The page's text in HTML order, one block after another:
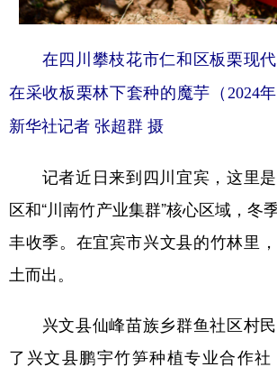
在四川攀枝花市仁和区板栗现代
在采收板栗林下套种的魔芋（2024年
新华社记者 张超群 摄
记者近日来到四川宜宾，这里是
区和“川南竹产业集群”核心区域，冬
丰收季。在宜宾市兴文县的竹林里
土而出。
兴文县仙峰苗族乡群鱼社区村民
了兴文县鹏宇竹笋种植专业合作社